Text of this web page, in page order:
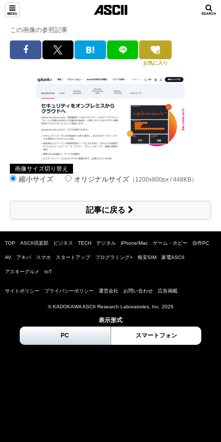
この画像の参照記事
お気に入り
画像サイズ切り替え
縮小サイズ オリジナルサイズ （1200x800px / 448KB）
記事に戻る
TOP ASCII倶楽部 ビジネス TECH デジタル iPhone/Mac ゲーム・ホビー 自作PC
AV アキバ スマホ スタートアップ プログラミング+ 格安SIM 家電ASCII
アスキーグルメ IoT
サイトポリシー プライバシーポリシー 運営会社 お問い合わせ 広告掲載
© KADOKAWA ASCII Research Laboratories, Inc. 2026
表示形式
PC スマートフォン